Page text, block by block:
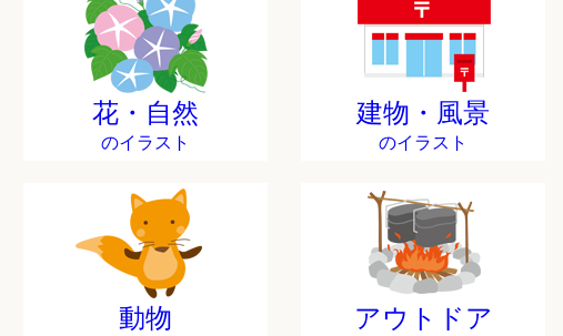
花・自然
のイラスト
建物・風景
のイラスト
動物 アウトドア